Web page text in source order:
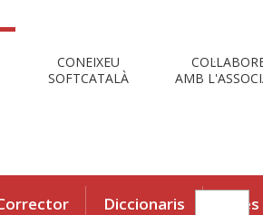
CONEIXEU
SOFTCATALÀ
AMB
Diccionaris Eines